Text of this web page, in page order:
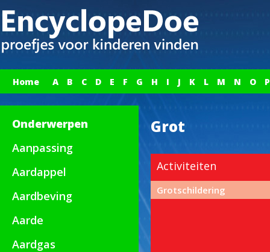
Home A B C D E F G H I J K L M N O P
Onderwerpen
Aanpassing
Aardappel
Aardbeving
Aarde
Aardgas
Grot
Activiteiten
Grotschildering